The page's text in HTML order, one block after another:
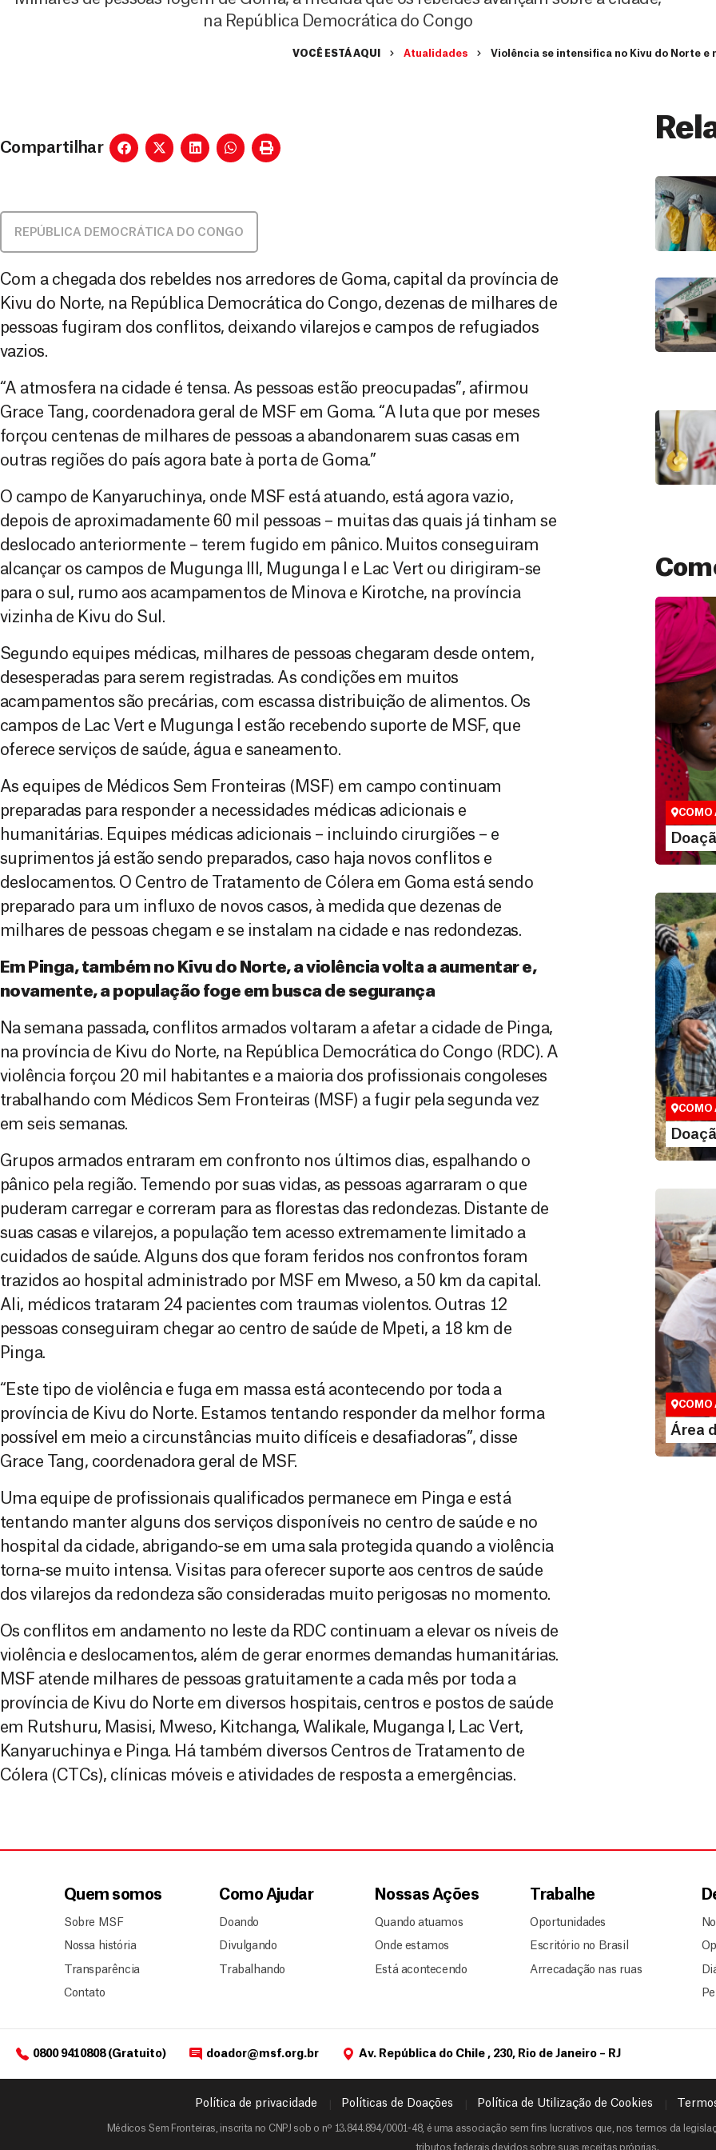
na República Democrática do Congo
VOCÊ ESTÁ AQUI Atualidades Violência se intensifica no Kivu do Norte e
Compartilhar
REPÚBLICA DEMOCRÁTICA DO CONGO
Com a chegada dos rebeldes nos arredores de Goma, capital da província de
Kivu do Norte, na República Democrática do Congo, dezenas de milhares de
pessoas fugiram dos conflitos, deixando vilarejos e campos de refugiados
vazios.
“A atmosfera na cidade é tensa. As pessoas estão preocupadas”, afirmou
Grace Tang, coordenadora geral de MSF em Goma. “A luta que por meses
forçou centenas de milhares de pessoas a abandonarem suas casas em
outras regiões do país agora bate à porta de Goma.”
O campo de Kanyaruchinya, onde MSF está atuando, está agora vazio,
depois de aproximadamente 60 mil pessoas – muitas das quais já tinham se
deslocado anteriormente – terem fugido em pânico. Muitos conseguiram
alcançar os campos de Mugunga III, Mugunga I e Lac Vert ou dirigiram-se
para o sul, rumo aos acampamentos de Minova e Kirotche, na província
vizinha de Kivu do Sul.
Segundo equipes médicas, milhares de pessoas chegaram desde ontem,
desesperadas para serem registradas. As condições em muitos
acampamentos são precárias, com escassa distribuição de alimentos. Os
campos de Lac Vert e Mugunga I estão recebendo suporte de MSF, que
oferece serviços de saúde, água e saneamento.
As equipes de Médicos Sem Fronteiras (MSF) em campo continuam
preparadas para responder a necessidades médicas adicionais e
humanitárias. Equipes médicas adicionais – incluindo cirurgiões – e
suprimentos já estão sendo preparados, caso haja novos conflitos e
deslocamentos. O Centro de Tratamento de Cólera em Goma está sendo
preparado para um influxo de novos casos, à medida que dezenas de
milhares de pessoas chegam e se instalam na cidade e nas redondezas.
Em Pinga, também no Kivu do Norte, a violência volta a aumentar e,
novamente, a população foge em busca de segurança
Na semana passada, conflitos armados voltaram a afetar a cidade de Pinga,
na província de Kivu do Norte, na República Democrática do Congo (RDC). A
violência forçou 20 mil habitantes e a maioria dos profissionais congoleses
trabalhando com Médicos Sem Fronteiras (MSF) a fugir pela segunda vez
em seis semanas.
Grupos armados entraram em confronto nos últimos dias, espalhando o
pânico pela região. Temendo por suas vidas, as pessoas agarraram o que
puderam carregar e correram para as florestas das redondezas. Distante de
suas casas e vilarejos, a população tem acesso extremamente limitado a
cuidados de saúde. Alguns dos que foram feridos nos confrontos foram
trazidos ao hospital administrado por MSF em Mweso, a 50 km da capital.
Ali, médicos trataram 24 pacientes com traumas violentos. Outras 12
pessoas conseguiram chegar ao centro de saúde de Mpeti, a 18 km de
Pinga.
“Este tipo de violência e fuga em massa está acontecendo por toda a
província de Kivu do Norte. Estamos tentando responder da melhor forma
possível em meio a circunstâncias muito difíceis e desafiadoras”, disse
Grace Tang, coordenadora geral de MSF.
Uma equipe de profissionais qualificados permanece em Pinga e está
tentando manter alguns dos serviços disponíveis no centro de saúde e no
hospital da cidade, abrigando-se em uma sala protegida quando a violência
torna-se muito intensa. Visitas para oferecer suporte aos centros de saúde
dos vilarejos da redondeza são consideradas muito perigosas no momento.
Os conflitos em andamento no leste da RDC continuam a elevar os níveis de
violência e deslocamentos, além de gerar enormes demandas humanitárias.
MSF atende milhares de pessoas gratuitamente a cada mês por toda a
província de Kivu do Norte em diversos hospitais, centros e postos de saúde
em Rutshuru, Masisi, Mweso, Kitchanga, Walikale, Muganga I, Lac Vert,
Kanyaruchinya e Pinga. Há também diversos Centros de Tratamento de
Cólera (CTCs), clínicas móveis e atividades de resposta a emergências.
Doação
São as
que nos
vidas em
COMO
Você
maneiras,
valor que
COMO
Área
Espaço
COMO
Área
Quem somos
Sobre MSF
Nossa história
Transparência
Contato
Como Ajudar
Doando
Divulgando
Trabalhando
Nossas Ações
Quando atuamos
Onde estamos
Está acontecendo
Trabalhe
Oportunidades
Escritório no Brasil
Arrecadação nas ruas
0800 9410808 (Gratuito) doador@msf.org.br Av. República do Chile , 230, Rio de Janeiro – RJ
Política de privacidade Políticas de Doações Política de Utilização de Cookies
Médicos Sem Fronteiras, inscrita no CNPJ sob o nº 13.844.894/0001-48, é uma associação sem fins lucrativos que, nos termos da
tributos federais devidos sobre suas receitas próprias.